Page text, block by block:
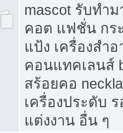
mascot รับทำ
คอต แฟชั่น กระ
แป้ง เครื่องสำ
คอนแทคเลนส์
สร้อยคอ
เครื่องประดับ ร
แต่งงาน อื่น ๆ